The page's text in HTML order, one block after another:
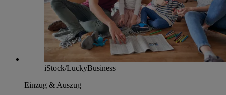
iStock/LuckyBusiness
Einzug & Auszug